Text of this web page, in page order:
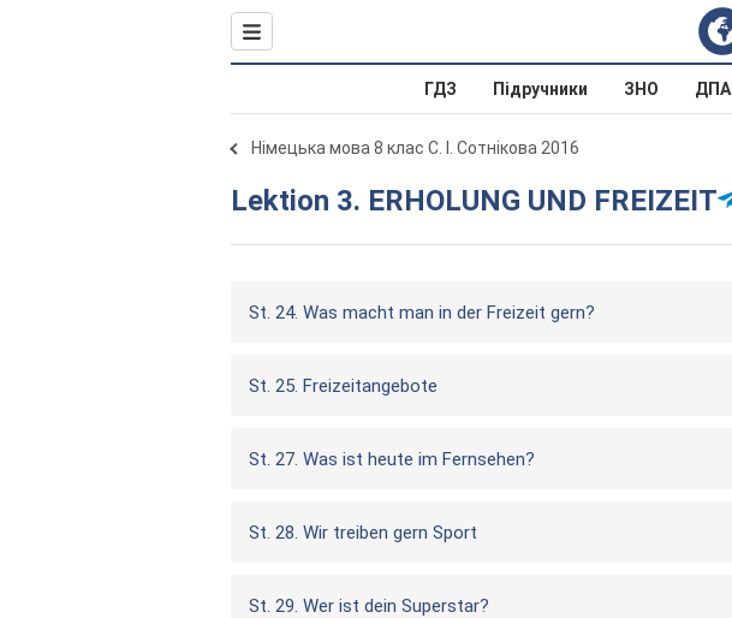
ГДЗ Підручники ЗНО ДПА
Німецька мова 8 клас С. І. Сотнікова 2016
Lektion 3. ERHOLUNG UND FREIZEIT
St. 24. Was macht man in der Freizeit gern?
St. 25. Freizeitangebote
St. 27. Was ist heute im Fernsehen?
St. 28. Wir treiben gern Sport
St. 29. Wer ist dein Superstar?